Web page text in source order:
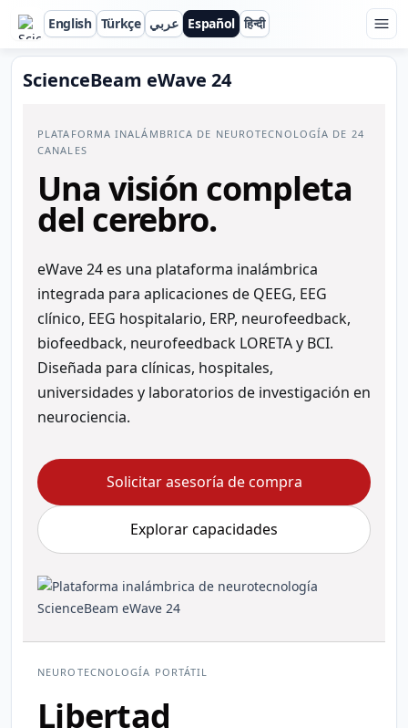
ScienceBeam
English Türkçe عربي Español हिन्दी
ScienceBeam eWave 24
PLATAFORMA INALÁMBRICA DE NEUROTECNOLOGÍA DE 24
CANALES
Una visión completa
del cerebro.
eWave 24 es una plataforma inalámbrica
integrada para aplicaciones de QEEG, EEG
clínico, EEG hospitalario, ERP, neurofeedback,
biofeedback, neurofeedback LORETA y BCI.
Diseñada para clínicas, hospitales,
universidades y laboratorios de investigación en
neurociencia.
Solicitar asesoría de compra
Explorar capacidades
NEUROTECNOLOGÍA PORTÁTIL
Libertad